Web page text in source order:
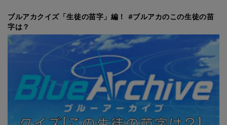
ブルアカクイズ「生徒の苗字」編！ #ブルアカのこの生徒の苗
字は？